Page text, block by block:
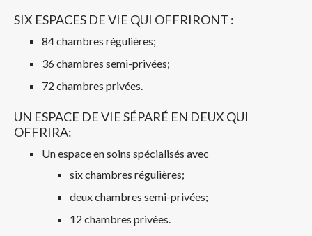
SIX ESPACES DE VIE QUI OFFRIRONT :
84 chambres régulières;
36 chambres semi-privées;
72 chambres privées.
UN ESPACE DE VIE SÉPARÉ EN DEUX QUI
OFFRIRA:
Un espace en soins spécialisés avec
six chambres régulières;
deux chambres semi-privées;
12 chambres privées.